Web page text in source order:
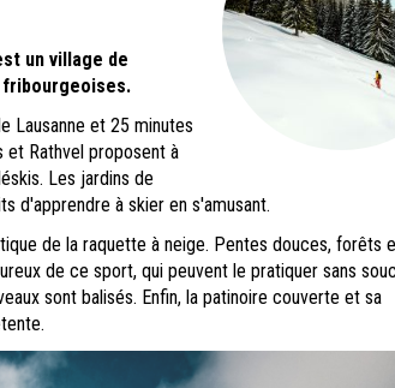
un village de
Lausanne et 25 minutes
Rathvel proposent à
Les jardins de
d'apprendre à skier en s'amusant.
de la raquette à neige. Pentes douces, forêts
de ce sport, qui peuvent le pratiquer sans
sont balisés. Enfin, la patinoire couverte et sa